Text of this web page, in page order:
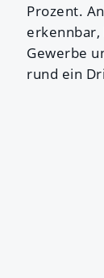
Prozent.
erkennbar,
Gewerbe
rund ein